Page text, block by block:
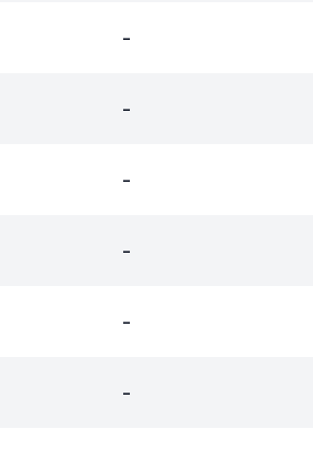
-
-
-
-
-
-